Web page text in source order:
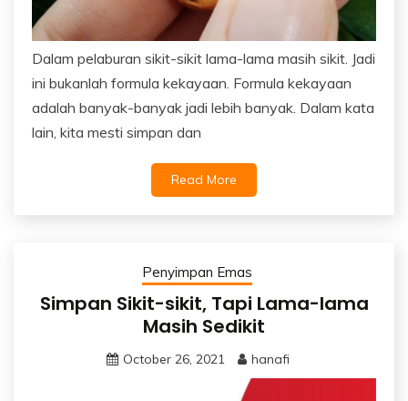
Dalam pelaburan sikit-sikit lama-lama masih sikit. Jadi
ini bukanlah formula kekayaan. Formula kekayaan
adalah banyak-banyak jadi lebih banyak. Dalam kata
lain, kita mesti simpan dan
Read More
Penyimpan Emas
Simpan Sikit-sikit, Tapi Lama-lama
Masih Sedikit
October 26, 2021 hanafi